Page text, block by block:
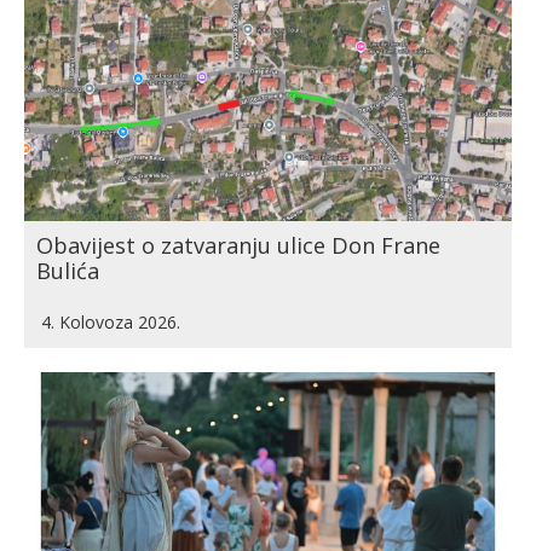
Obavijest o zatvaranju ulice Don Frane
Bulića
4. Kolovoza 2026.